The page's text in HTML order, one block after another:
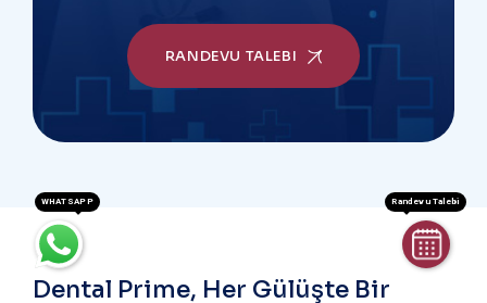
RANDEVU TALEBI
Dental Prime, Her Gülüşte Bir
WHATSAPP Randevu Talebi